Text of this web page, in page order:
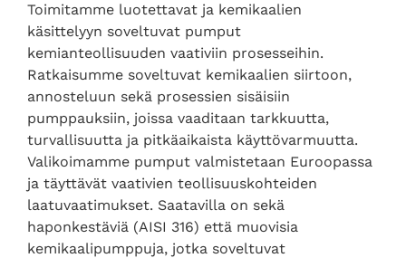
Toimitamme luotettavat ja kemikaalien
käsittelyyn soveltuvat pumput
kemianteollisuuden vaativiin prosesseihin.
Ratkaisumme soveltuvat kemikaalien siirtoon,
annosteluun sekä prosessien sisäisiin
pumppauksiin, joissa vaaditaan tarkkuutta,
turvallisuutta ja pitkäaikaista käyttövarmuutta.
Valikoimamme pumput valmistetaan Euroopassa
ja täyttävät vaativien teollisuuskohteiden
laatuvaatimukset. Saatavilla on sekä
haponkestäviä (AISI 316) että muovisia
kemikaalipumppuja, jotka soveltuvat